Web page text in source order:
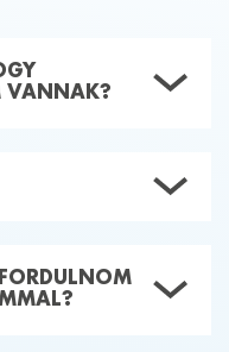
VANNAK?